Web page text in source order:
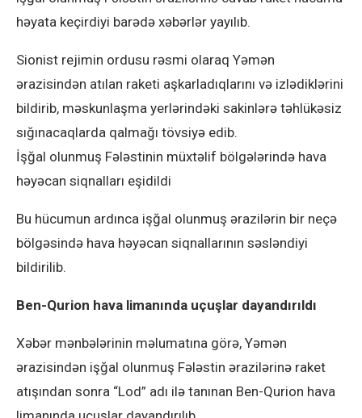
həyata keçirdiyi barədə xəbərlər yayılıb.
Sionist rejimin ordusu rəsmi olaraq Yəmən
ərazisindən atılan raketi aşkarladıqlarını və izlədiklərini
bildirib, məskunlaşma yerlərindəki sakinlərə təhlükəsiz
sığınacaqlarda qalmağı tövsiyə edib.
İşğal olunmuş Fələstinin müxtəlif bölgələrində hava
həyəcan siqnalları eşidildi
Bu hücumun ardınca işğal olunmuş ərazilərin bir neçə
bölgəsində hava həyəcan siqnallarının səsləndiyi
bildirilib.
Ben-Qurion hava limanında uçuşlar dayandırıldı
Xəbər mənbələrinin məlumatına görə, Yəmən
ərazisindən işğal olunmuş Fələstin ərazilərinə raket
atışından sonra “Lod” adı ilə tanınan Ben-Qurion hava